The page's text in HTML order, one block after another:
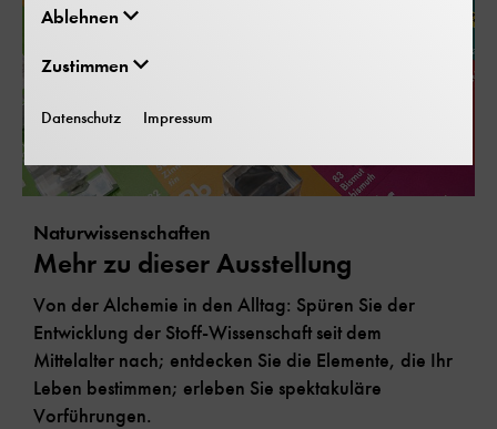
Naturwissenschaften
Mehr zu dieser Ausstellung
Von der Alchemie in den Alltag: Spüren Sie der
Entwicklung der Stoff-Wissenschaft seit dem
Mittelalter nach; entdecken Sie die Elemente, die Ihr
Leben bestimmen; erleben Sie spektakuläre
Vorführungen.
Ablehnen
Zustimmen
Datenschutz Impressum